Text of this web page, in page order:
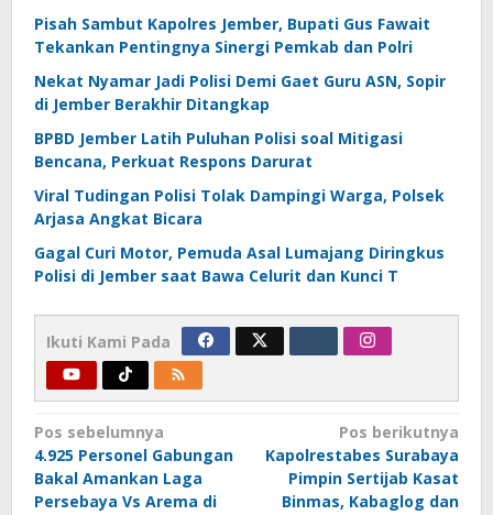
Pisah Sambut Kapolres Jember, Bupati Gus Fawait
Tekankan Pentingnya Sinergi Pemkab dan Polri
Nekat Nyamar Jadi Polisi Demi Gaet Guru ASN, Sopir
di Jember Berakhir Ditangkap
BPBD Jember Latih Puluhan Polisi soal Mitigasi
Bencana, Perkuat Respons Darurat
Viral Tudingan Polisi Tolak Dampingi Warga, Polsek
Arjasa Angkat Bicara
Gagal Curi Motor, Pemuda Asal Lumajang Diringkus
Polisi di Jember saat Bawa Celurit dan Kunci T
Ikuti Kami Pada
Navigasi
pos
Pos sebelumnya
4.925 Personel Gabungan
Bakal Amankan Laga
Persebaya Vs Arema di
Pos berikutnya
Kapolrestabes Surabaya
Pimpin Sertijab Kasat
Binmas, Kabaglog dan